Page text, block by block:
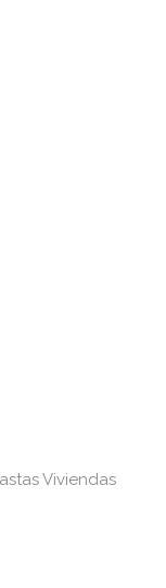
Viviendas